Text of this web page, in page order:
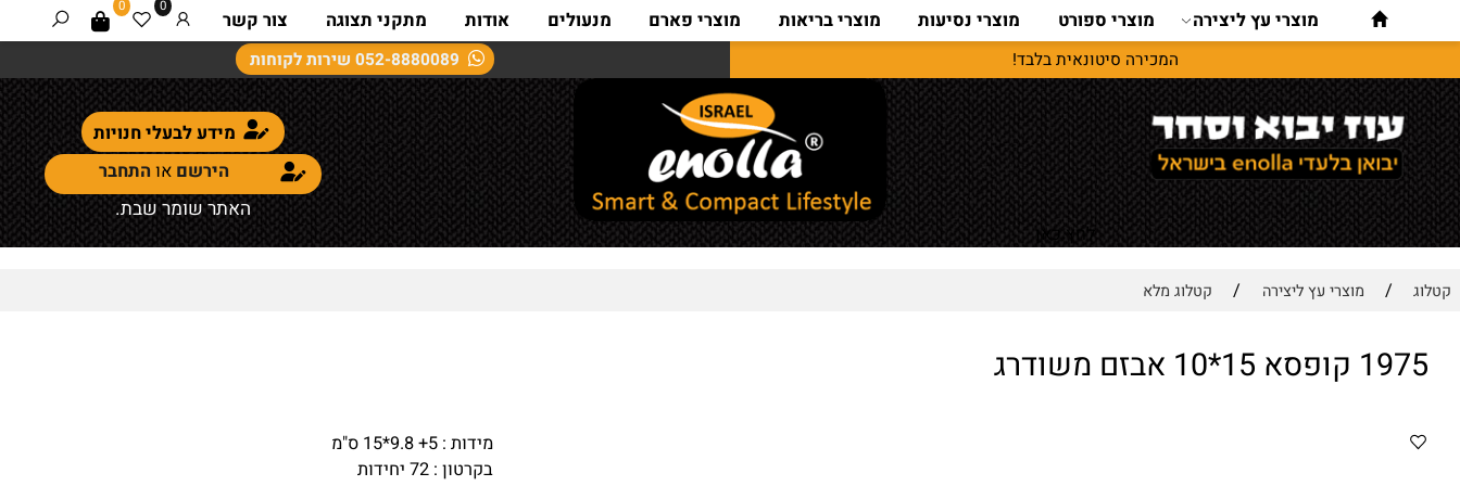
המכירה סיטונאית בלבד! 052-8880089שירות לקוחות
לחץ כאן
מידע לבעלי חנויות
הירשםאוהתחבר
האתר שומר שבת.
0 0
מוצרי עץ ליצירה מוצרי ספורט מוצרי נסיעות מוצרי בריאות מוצרי פארם מנעולים אודות מתקני תצוגה צור קשר
/ מוצרי עץ ליצירה / קטלוג מלא
אבזם משודרג
מידות : 5+ 9.8*15 ס"מ